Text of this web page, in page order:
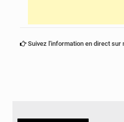
Suivez l'information en direct sur